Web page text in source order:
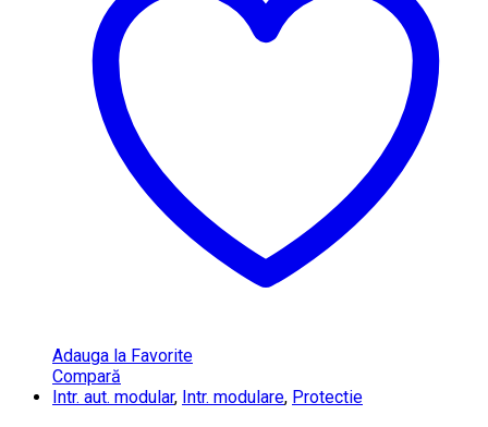
Adauga la Favorite
Compară
Intr. aut. modular, Intr. modulare, Protectie